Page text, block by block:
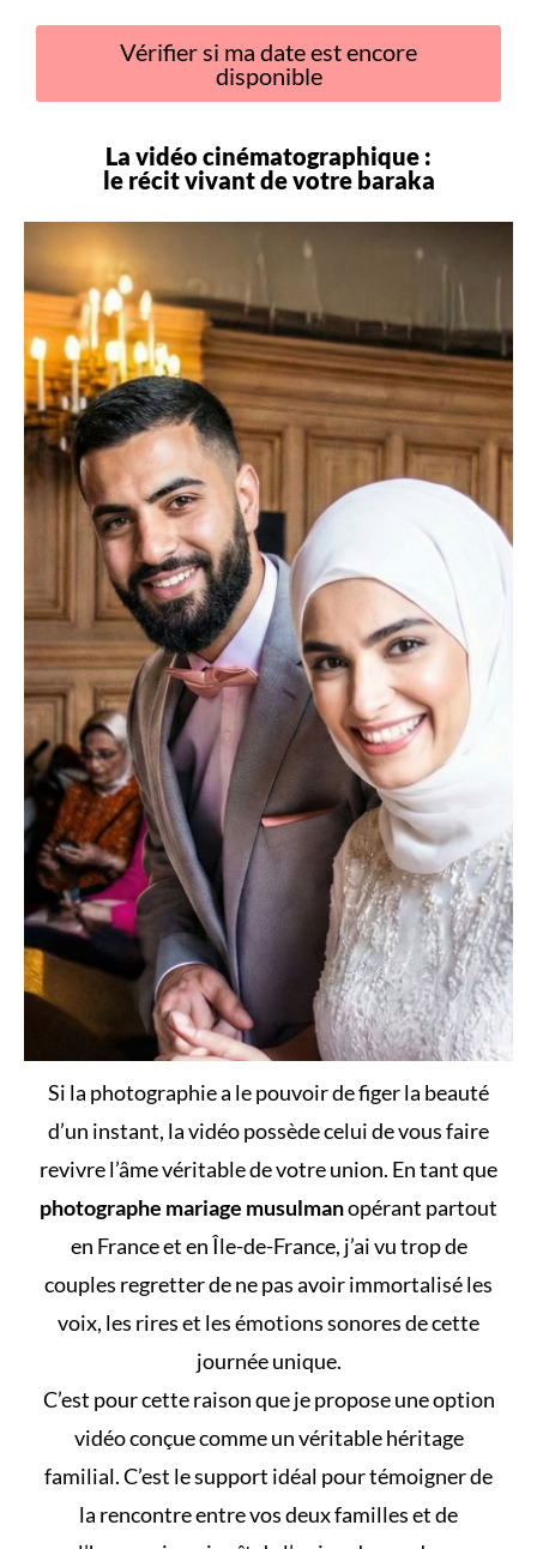
Vérifier si ma date est encore
disponible
La vidéo cinématographique :
le récit vivant de votre baraka
Si la photographie a le pouvoir de figer la beauté
d’un instant, la vidéo possède celui de vous faire
revivre l’âme véritable de votre union. En tant que
photographe mariage musulmanopérant partout
en France et en Île-de-France, j’ai vu trop de
couples regretter de ne pas avoir immortalisé les
voix, les rires et les émotions sonores de cette
journée unique.
C’est pour cette raison que je propose une option
vidéo conçue comme un véritable héritage
familial. C’est le support idéal pour témoigner de
la rencontre entre vos deux familles et de